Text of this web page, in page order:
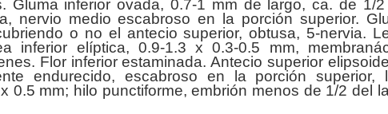
Gluma inferior ovada, 0.7-1 mm de largo, ca. de 1/
nervio medio escabroso en la porción superior.
o no el antecio superior, obtusa, 5-nervia.
inferior elíptica, 0.9-1.3 x 0.3-0.5 mm,
Flor inferior estaminada. Antecio superior
endurecido, escabroso en la porción superior,
0.5 mm; hilo punctiforme, embrión menos de 1/2 del